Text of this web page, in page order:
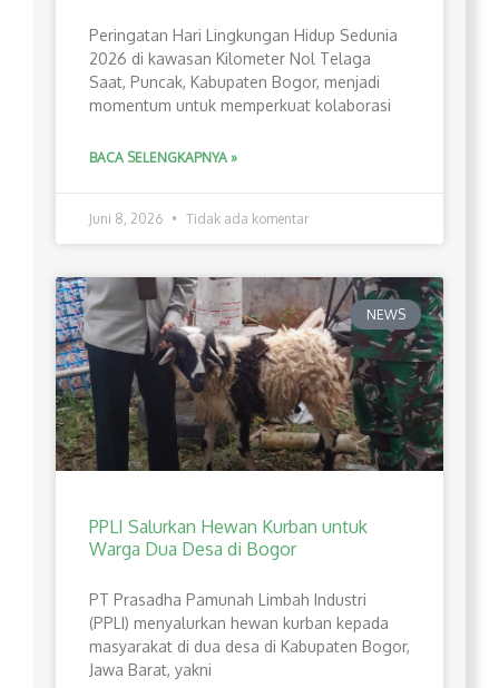
Peringatan Hari Lingkungan Hidup Sedunia
2026 di kawasan Kilometer Nol Telaga
Saat, Puncak, Kabupaten Bogor, menjadi
momentum untuk memperkuat kolaborasi
BACA SELENGKAPNYA »
Juni 8, 2026 Tidak ada komentar
NEWS
PPLI Salurkan Hewan Kurban untuk
Warga Dua Desa di Bogor
PT Prasadha Pamunah Limbah Industri
(PPLI) menyalurkan hewan kurban kepada
masyarakat di dua desa di Kabupaten Bogor,
Jawa Barat, yakni